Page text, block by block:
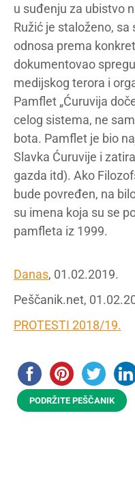
u suđenju za ubistvo
Ružić je staloženo,
odnosa prema
dokumentovao
medijskog terora i
Pamflet „Ćuruvija
celog sistema, ne
bota. Pamflet je bio
Slavka Ćuruvije i
gazda itd). Ako
bude povređen, na
su imena koja su se
pamfleta iz 1999.
Danas, 01.02.2019.
Peščanik.net,
PROTESTI 2018/19.
PODRŽITE PEŠČANIK